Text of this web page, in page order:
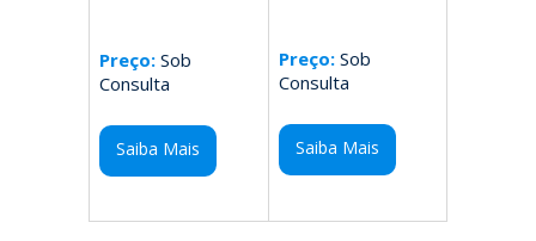
Preço: Sob
Consulta
Saiba Mais
Preço:Sob
Consulta
Saiba Mais